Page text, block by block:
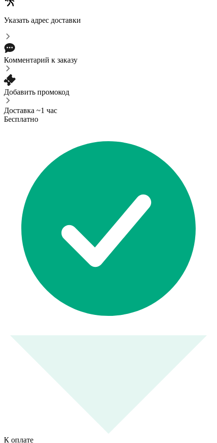
Указать адрес доставки
Комментарий к заказу
Добавить промокод
Доставка ~1 час
Бесплатно
К оплате